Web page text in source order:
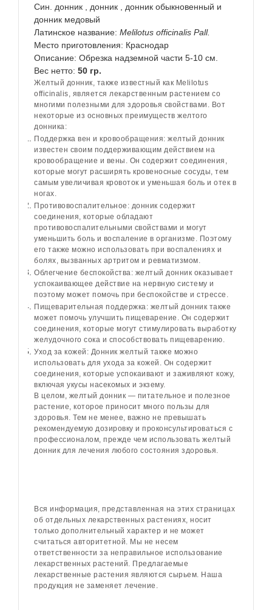
Син. донник
донник донник обыкновенный и
донник медовый
Латинское название: Melilotus officinalis Pall.
Место приготовления: Краснодар
Описание: Обрезка надземной части 5-10 см.
Вес нетто: 50 гр.
Желтый донник, также известный как Melilotus
officinalis, является лекарственным растением со
многими полезными для здоровья свойствами. Вот
некоторые из основных преимуществ желтого
донника:
Поддержка вен и кровообращения: желтый донник
известен своим поддерживающим действием на
кровообращение и вены. Он содержит соединения,
которые могут расширять кровеносные сосуды, тем
самым увеличивая кровоток и уменьшая боль и отек в
ногах.
Противовоспалительное: донник содержит
соединения, которые обладают
противовоспалительными свойствами и могут
уменьшить боль и воспаление в организме. Поэтому
его также можно использовать при воспалениях и
болях, вызванных артритом и ревматизмом.
Облегчение беспокойства: желтый донник оказывает
успокаивающее действие на нервную систему и
поэтому может помочь при беспокойстве и стрессе.
Пищеварительная поддержка: желтый донник также
может помочь улучшить пищеварение. Он содержит
соединения, которые могут стимулировать выработку
желудочного сока и способствовать пищеварению.
Уход за кожей: Донник желтый также можно
использовать для ухода за кожей. Он содержит
соединения, которые успокаивают и заживляют кожу,
включая укусы насекомых и экзему.
В целом, желтый донник — питательное и полезное
растение, которое приносит много пользы для
здоровья. Тем не менее, важно не превышать
рекомендуемую дозировку и проконсультироваться с
профессионалом, прежде чем использовать желтый
донник для лечения любого состояния здоровья.
Вся информация, представленная на этих страницах
об отдельных лекарственных растениях, носит
только дополнительный характер и не может
считаться авторитетной. Мы не несем
ответственности за неправильное использование
лекарственных растений. Предлагаемые
лекарственные растения являются сырьем. Наша
продукция не заменяет лечение.